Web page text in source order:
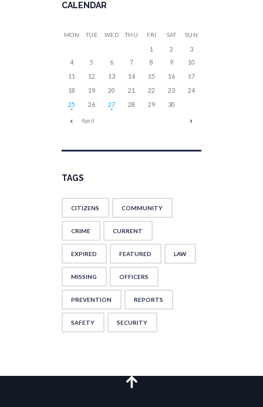
CALENDAR
April
MON TUE WED THU FRI SAT SUN
1 2
3
4
5 6 7 8 9
10
11
12 13 14 15 16
17
18
19 20 21 22 23
24
25
26 27 28 29 30
TAGS
CITIZENS COMMUNITY
CRIME CURRENT
EXPIRED FEATURED LAW
MISSING OFFICERS
PREVENTION REPORTS
SAFETY SECURITY